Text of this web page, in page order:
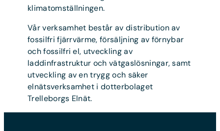
klimatomställningen.
Vår verksamhet består av distribution av
fossilfri fjärrvärme, försäljning av förnybar
och fossilfri el, utveckling av
laddinfrastruktur och vätgaslösningar, samt
utveckling av en trygg och säker
elnätsverksamhet i dotterbolaget
Trelleborgs Elnät.